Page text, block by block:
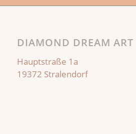
DIAMOND DREAM ART
Hauptstraße 1a
19372 Stralendorf